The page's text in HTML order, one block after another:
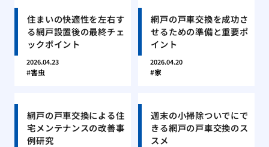
住まいの快適性を左右す
る網戸設置後の最終チェ
ックポイント
2026.04.23
害虫
網戸の戸車交換を成功さ
せるための準備と重要ポ
イント
2026.04.20
家
網戸の戸車交換による住
宅メンテナンスの改善事
例研究
週末の小掃除ついでにで
きる網戸の戸車交換のス
スメ